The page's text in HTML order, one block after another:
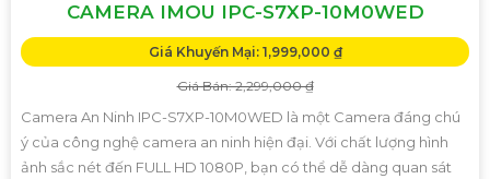
CAMERA IMOU IPC-S7XP-10M0WED
Giá Khuyến Mại: 1,999,000 ₫
Giá Bán: 2,299,000 ₫
Camera An Ninh IPC-S7XP-10M0WED là một Camera đáng chú
ý của công nghệ camera an ninh hiện đại. Với chất lượng hình
ảnh sắc nét đến FULL HD 1080P, bạn có thể dễ dàng quan sát